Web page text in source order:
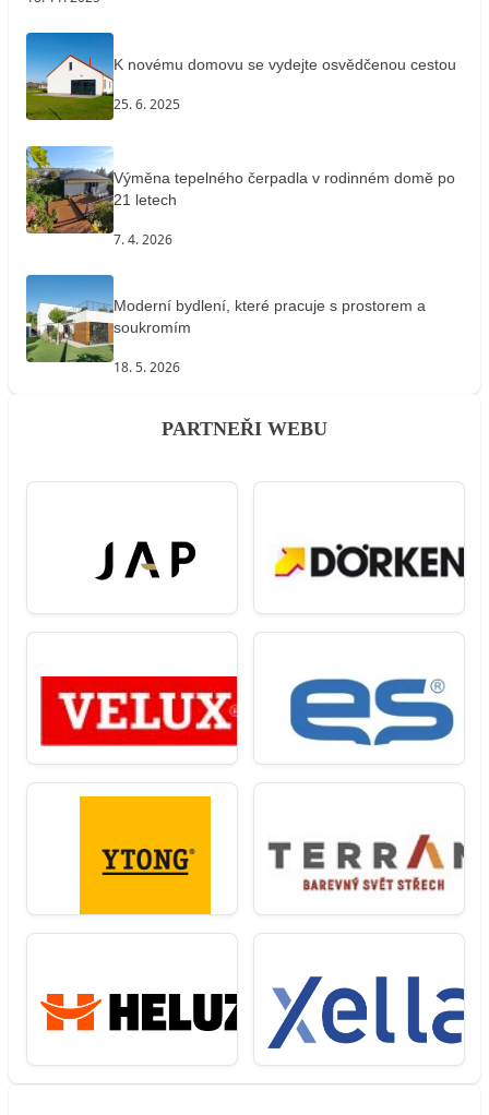
K novému domovu se vydejte osvědčenou cestou
25. 6. 2025
Výměna tepelného čerpadla v rodinném domě po
21 letech
7. 4. 2026
Moderní bydlení, které pracuje s prostorem a
soukromím
18. 5. 2026
PARTNEŘI WEBU